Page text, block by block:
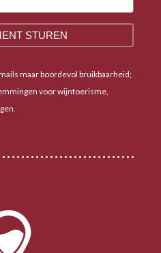
maar boordevol bruikbaarheid;
voor wijntoerisme,